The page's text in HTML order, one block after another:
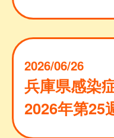
2026/06/26
兵庫県感染
2026年第25